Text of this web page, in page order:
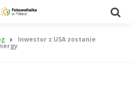
Inwestor z USA zostanie